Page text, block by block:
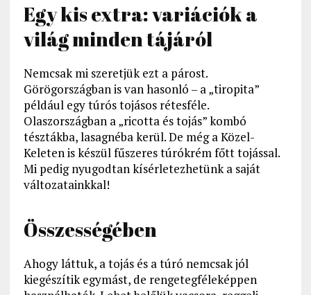
Egy kis extra: variációk a
világ minden tájáról
Nemcsak mi szeretjük ezt a párost.
Görögországban is van hasonló – a „tiropita”
például egy túrós tojásos rétesféle.
Olaszországban a „ricotta és tojás” kombó
tésztákba, lasagnéba kerül. De még a Közel-
Keleten is készül fűszeres túrókrém főtt tojással.
Mi pedig nyugodtan kísérletezhetünk a saját
változatainkkal!
Összességében
Ahogy láttuk, a tojás és a túró nemcsak jól
kiegészítik egymást, de rengetegféleképpen